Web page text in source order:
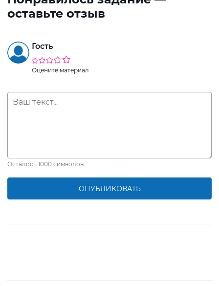
оставьте отзыв
Гость
Оцените материал
Осталось 1000 символов
ОПУБЛИКОВАТЬ